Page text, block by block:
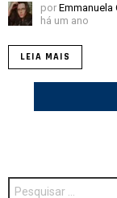
por Emmanuela
há um ano
LEIA MAIS
Procurar